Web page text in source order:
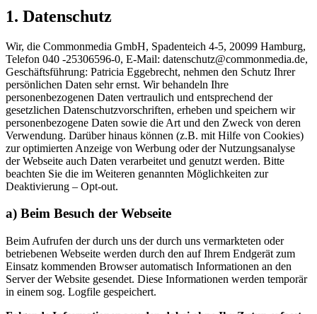
1. Datenschutz
Wir, die Commonmedia GmbH, Spadenteich 4-5, 20099 Hamburg,
Telefon 040 -25306596-0, E-Mail: datenschutz@commonmedia.de,
Geschäftsführung: Patricia Eggebrecht, nehmen den Schutz Ihrer
persönlichen Daten sehr ernst. Wir behandeln Ihre
personenbezogenen Daten vertraulich und entsprechend der
gesetzlichen Datenschutzvorschriften, erheben und speichern wir
personenbezogene Daten sowie die Art und den Zweck von deren
Verwendung. Darüber hinaus können (z.B. mit Hilfe von Cookies)
zur optimierten Anzeige von Werbung oder der Nutzungsanalyse
der Webseite auch Daten verarbeitet und genutzt werden. Bitte
beachten Sie die im Weiteren genannten Möglichkeiten zur
Deaktivierung – Opt-out.
a) Beim Besuch der Webseite
Beim Aufrufen der durch uns der durch uns vermarkteten oder
betriebenen Webseite werden durch den auf Ihrem Endgerät zum
Einsatz kommenden Browser automatisch Informationen an den
Server der Website gesendet. Diese Informationen werden temporär
in einem sog. Logfile gespeichert.